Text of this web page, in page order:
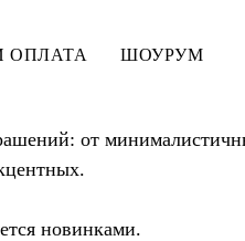
ОПЛАТА ШОУРУМ
от
новинками.